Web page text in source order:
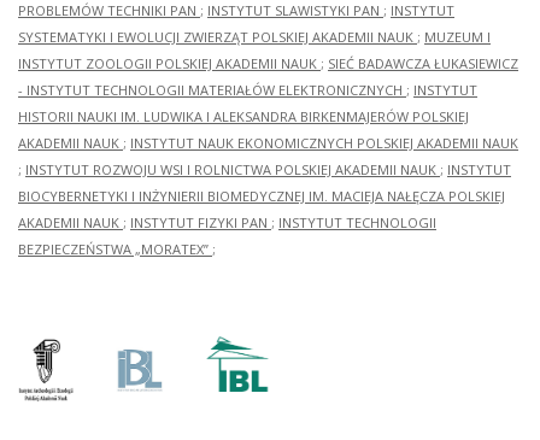
PROBLEMÓW TECHNIKI PAN ; INSTYTUT SLAWISTYKI PAN ; INSTYTUT
SYSTEMATYKI I EWOLUCJI ZWIERZĄT POLSKIEJ AKADEMII NAUK ; MUZEUM I
INSTYTUT ZOOLOGII POLSKIEJ AKADEMII NAUK ; SIEĆ BADAWCZA ŁUKASIEWICZ
- INSTYTUT TECHNOLOGII MATERIAŁÓW ELEKTRONICZNYCH ; INSTYTUT
HISTORII NAUKI IM. LUDWIKA I ALEKSANDRA BIRKENMAJERÓW POLSKIEJ
AKADEMII NAUK ; INSTYTUT NAUK EKONOMICZNYCH POLSKIEJ AKADEMII NAUK
; INSTYTUT ROZWOJU WSI I ROLNICTWA POLSKIEJ AKADEMII NAUK ; INSTYTUT
BIOCYBERNETYKI I INŻYNIERII BIOMEDYCZNEJ IM. MACIEJA NAŁĘCZA POLSKIEJ
AKADEMII NAUK ; INSTYTUT FIZYKI PAN ; INSTYTUT TECHNOLOGII
BEZPIECZEŃSTWA „MORATEX” ;